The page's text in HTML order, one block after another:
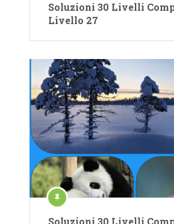
Soluzioni 30 Livelli
Livello 27
Soluzioni 30 Livelli